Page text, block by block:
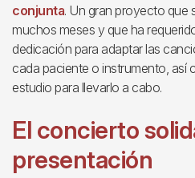
conjunta. Un gran proyecto que
muchos meses y que ha
dedicación para adaptar las
cada paciente o instrumento, así
estudio para llevarlo a cabo.
El concierto
presentación